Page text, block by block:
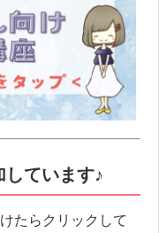
ています♪
たらクリックして